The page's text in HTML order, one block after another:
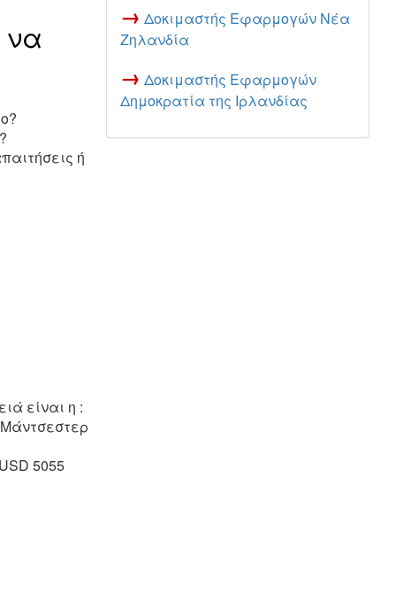
να
ή
είναι η :
5055
→ Δοκιμαστής Εφαρμογών Νέα
Ζηλανδία
→ Δοκιμαστής Εφαρμογών
Δημοκρατία της Ιρλανδίας